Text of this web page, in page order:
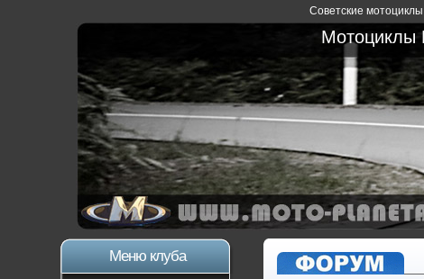
Советские
Мотоциклы
Меню клуба